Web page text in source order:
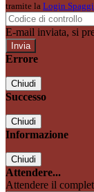
tramite la Login
E-mail inviata, si
Errore
Chiudi
Successo
Chiudi
Informazione
Chiudi
Attendere...
Attendere il